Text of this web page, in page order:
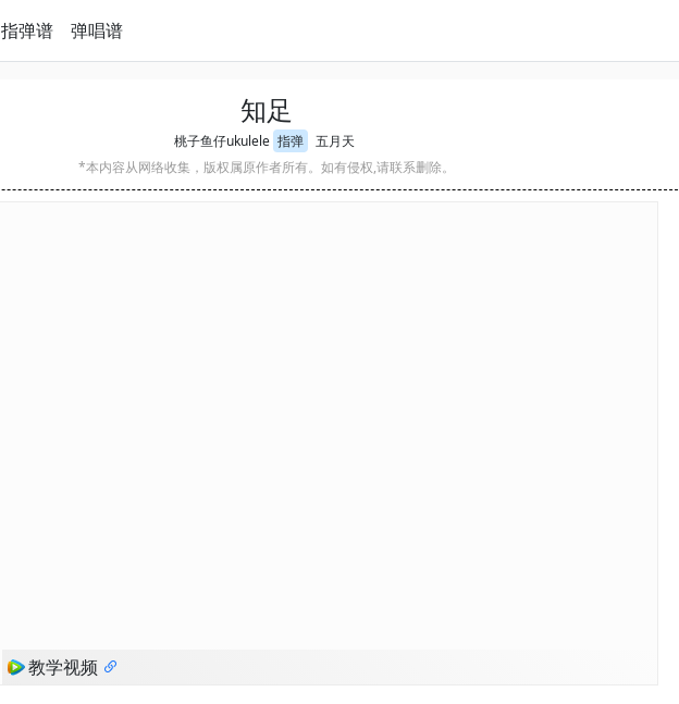
指弹谱 弹唱谱
知足
桃子鱼仔ukulele 指弹
五月天
*本内容从网络收集，版权属原作者所有。如有侵权,请联系删除。
教学视频